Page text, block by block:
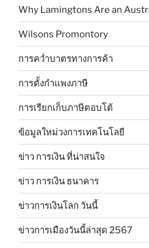
Why Lamingtons Are an
Wilsons Promontory
การคว่ำบาตรทางการค้า
การตั้งกำแพงภาษี
การเรียกเก็บภาษีตอบโต้
ข้อมูลใหม่วงการเทคโนโลยี
ข่าว การเงิน ที่น่าสนใจ
ข่าว การเงิน ธนาคาร
ข่าวการเงินโลก วันนี้
ข่าวการเมืองวันนี้ล่าสุด 2567